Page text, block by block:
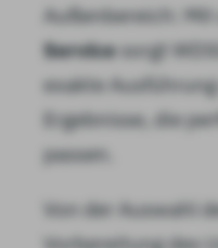
Außenbereich:
Servicesorgt
exakte
Ergebnisse, die
passen.
Von der Auswahl